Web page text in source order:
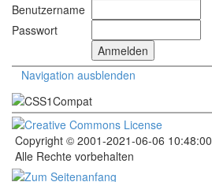
Benutzername
Passwort
Navigation ausblenden
Copyright © 2001-2021-06-06 10:48:00
Alle Rechte vorbehalten